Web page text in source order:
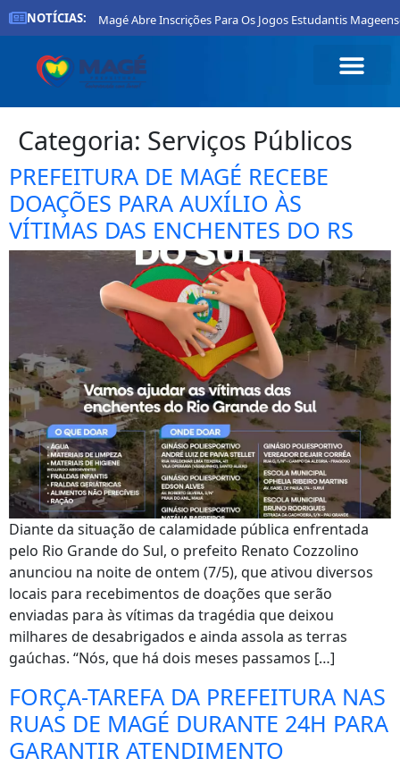
NOTÍCIAS:
De Magé Abre Inscrições Para Os Jogos Estudantis Mageenses
Categoria: Serviços Públicos
PREFEITURA DE MAGÉ RECEBE
DOAÇÕES PARA AUXÍLIO ÀS
VÍTIMAS DAS ENCHENTES DO RS
Diante da situação de calamidade pública enfrentada
pelo Rio Grande do Sul, o prefeito Renato Cozzolino
anunciou na noite de ontem (7/5), que ativou diversos
locais para recebimentos de doações que serão
enviadas para às vítimas da tragédia que deixou
milhares de desabrigados e ainda assola as terras
gaúchas. “Nós, que há dois meses passamos […]
FORÇA-TAREFA DA PREFEITURA NAS
RUAS DE MAGÉ DURANTE 24H PARA
GARANTIR ATENDIMENTO